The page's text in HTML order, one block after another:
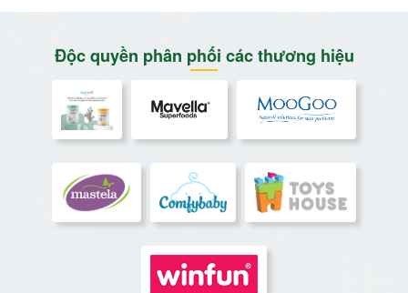
Độc quyền phân phối các thương hiệu